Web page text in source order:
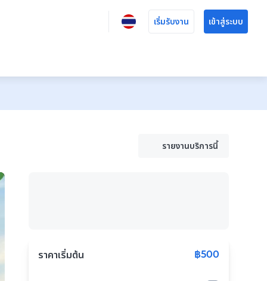
เริ่มรับงาน เข้าสู่ระบบ
รายงานบริการนี้
ราคาเริ่มต้น ฿500